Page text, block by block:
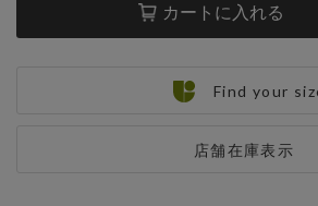
カートに入れる
店舗在庫表示
Find your